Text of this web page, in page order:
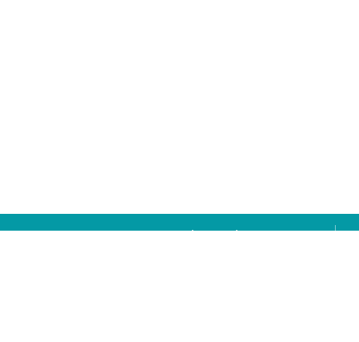
Amanda Bouard - Chemin de Conscience